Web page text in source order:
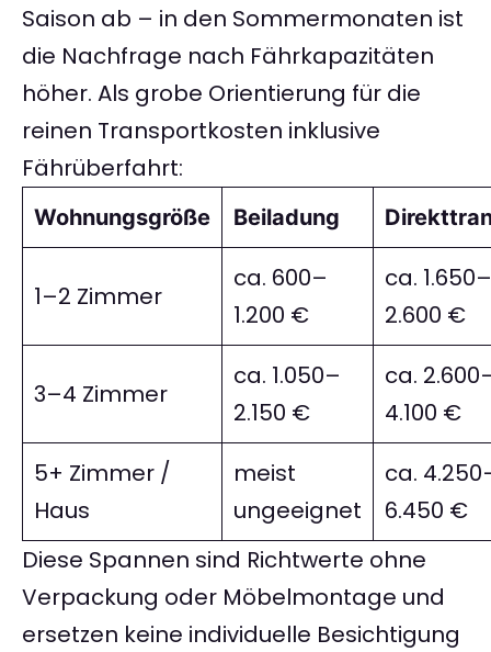
Saison ab – in den Sommermonaten ist
die Nachfrage nach Fährkapazitäten
höher. Als grobe Orientierung für die
reinen Transportkosten inklusive
Fährüberfahrt:
Wohnungsgröße Beiladung
1–2 Zimmer
ca. 600–
1.200 €
ca. 1.650–
2.600 €
3–4 Zimmer
ca. 1.050–
2.150 €
ca.
4.100 €
5+ Zimmer /
Haus
meist
ungeeignet
ca.
6.450 €
Diese Spannen sind Richtwerte ohne
Verpackung oder Möbelmontage und
ersetzen keine individuelle Besichtigung